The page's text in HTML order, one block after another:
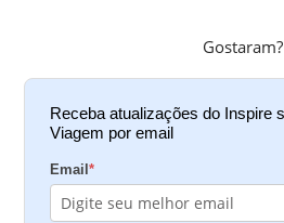
Gostaram?
Receba atualizações do Inspire
Viagem por email
Email*